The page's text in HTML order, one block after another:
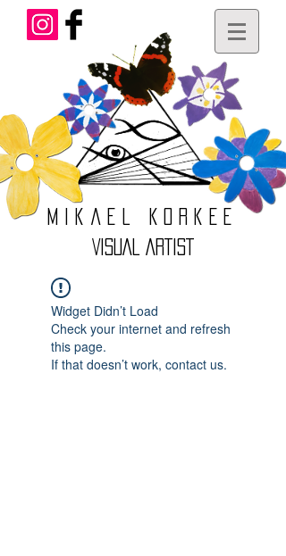
Mikael
Korkee
VISUAL ARTIST
Widget Didn’t Load
Check your internet and refresh
this page.
If that doesn’t work, contact us.